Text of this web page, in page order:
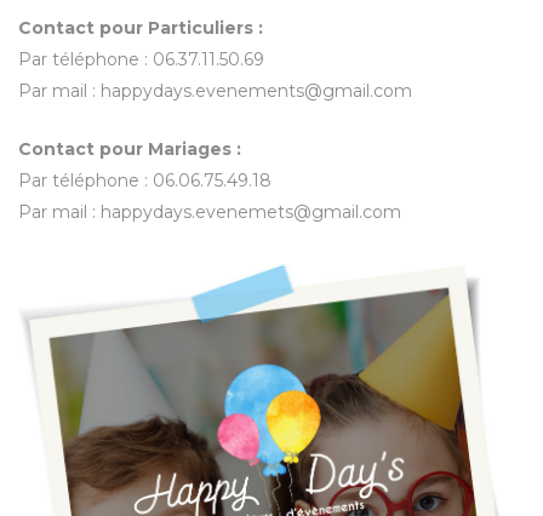
Contact pour Particuliers :
Par téléphone : 06.37.11.50.69
Par mail : happydays.evenements@gmail.com
Contact pour Mariages :
Par téléphone : 06.06.75.49.18
Par mail : happydays.evenemets@gmail.com